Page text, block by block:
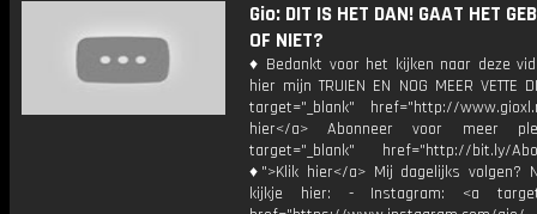
Gio: DIT IS HET DAN! GAAT HET
OF NIET?
♦ Bedankt voor het kijken naar deze
hier mijn TRUIEN EN NOG MEER VETTE
target="_blank" href="http://
hier</a> Abonneer voor meer
target="_blank" href="http://bit.ly/
♦">Klik hier</a> Mij dagelijks volgen?
kijkje hier: - Instagram: <a